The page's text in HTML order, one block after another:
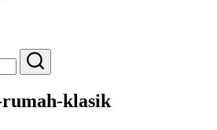
Search
klasik